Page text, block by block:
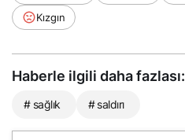
Kızgın
Haberle ilgili daha fazlası:
# sağlık # saldırı